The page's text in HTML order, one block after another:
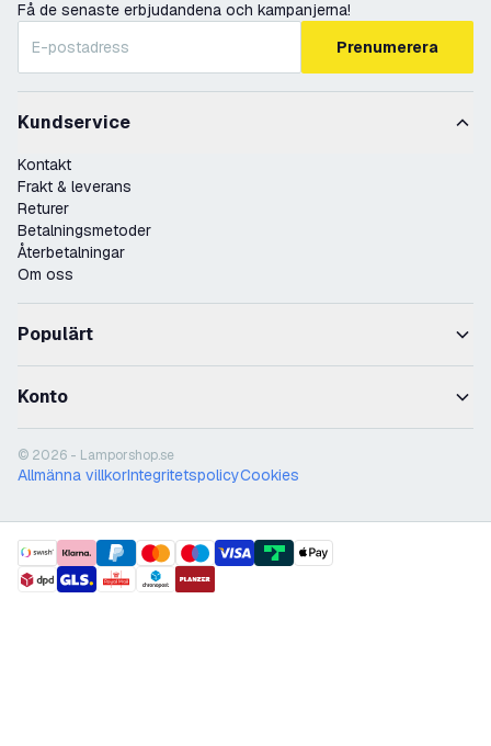
Få de senaste erbjudandena och kampanjerna!
Prenumerera
Kundservice
Kontakt
Frakt & leverans
Returer
Betalningsmetoder
Återbetalningar
Om oss
Populärt
Konto
© 2026 - Lamporshop.se
Allmänna villkorIntegritetspolicyCookies
payment methods
shipment methods